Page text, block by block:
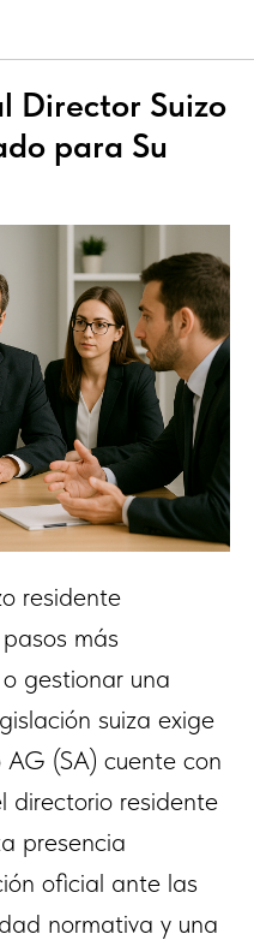
Director Suizo
para Su
residente
más
gestionar una
suiza exige
(SA) cuente con
directorio residente
presencia
oficial ante las
normativa y una